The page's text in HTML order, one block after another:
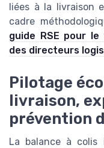
liées à la livraison
cadre
guide RSE pour
des directeurs
Pilotage
livraison,
prévention
La balance à